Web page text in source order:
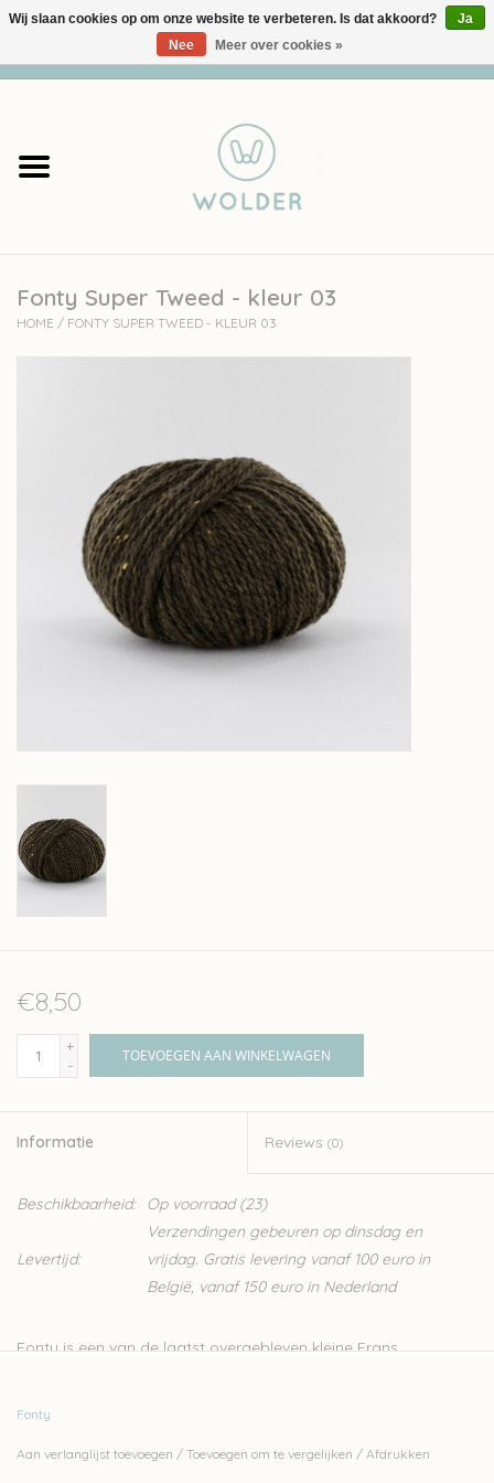
Garens
Accessoires
workshops
Over wolder
Fonty Super Tweed - kleur 03
HOME / FONTY SUPER TWEED - KLEUR 03
€8,50
+
-
TOEVOEGEN AAN WINKELWAGEN
Informatie Reviews (0)
Beschikbaarheid: Op voorraad(23)
Levertijd:
Verzendingen gebeuren op dinsdag en
vrijdag. Gratis levering vanaf 100 euro in
België, vanaf 150 euro in Nederland
Fonty is een van de laatst overgebleven kleine Frans
waterzuiveringsinstallatie. Er wordt met personeel uit de regio
Fonty
Aan verlanglijst toevoegen / Toevoegen om te vergelijken / Afdrukken
Wij slaan cookies op om onze website te verbeteren. Is dat akkoord?
Ja
Nee
Meer over cookies »